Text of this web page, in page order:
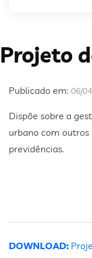
Projeto
Publicado em: 06/
Dispõe sobre a
urbano com
previdências.
DOWNLOAD: